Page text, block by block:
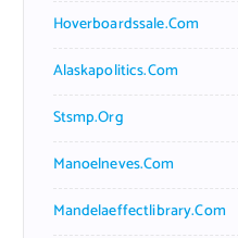
Hoverboardssale.com
Alaskapolitics.com
Stsmp.org
Manoelneves.com
Mandelaeffectlibrary.com